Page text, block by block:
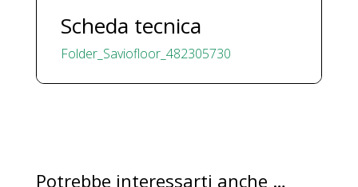
Scheda tecnica
Folder_Saviofloor_482305730
Potrebbe interessarti anche …